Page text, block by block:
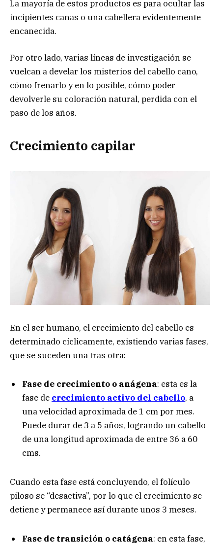
La mayoría de estos productos es para ocultar las
incipientes canas o una cabellera evidentemente
encanecida.
Por otro lado, varias líneas de investigación se
vuelcan a develar los misterios del cabello cano,
cómo frenarlo y en lo posible, cómo poder
devolverle su coloración natural, perdida con el
paso de los años.
Crecimiento capilar
En el ser humano, el crecimiento del cabello es
determinado cíclicamente, existiendo varias fases,
que se suceden una tras otra:
Fase de crecimiento o anágena: esta es la
fase de crecimiento activo del cabello, a
una velocidad aproximada de 1 cm por mes.
Puede durar de 3 a 5 años, logrando un cabello
de una longitud aproximada de entre 36 a 60
cms.
Cuando esta fase está concluyendo, el folículo
piloso se “desactiva”, por lo que el crecimiento se
detiene y permanece así durante unos 3 meses.
Fase de transición o catágena: en esta fase,